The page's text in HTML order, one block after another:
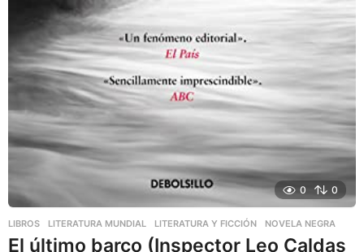
0 0
LIBROS ,LITERATURA MUNDIAL ,LITERATURA Y FICCIÓN NOVELA NEGRA
El último barco (Inspector Leo Caldas